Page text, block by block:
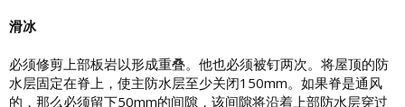
滑冰
必须修剪上部板岩以形成重叠。他也必须被钉两次。将屋顶的防
水层固定在脊上，使主防水层至少关闭150mm。如果脊是通风
的，那么必须留下50mm的间隙，该间隙将沿着上部防水层穿过